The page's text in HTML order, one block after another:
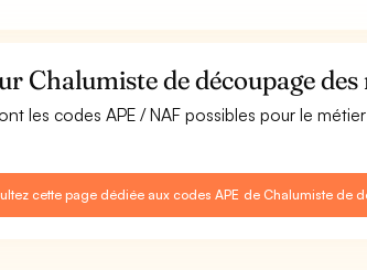
Chalumiste de découpage des
les codes APE / NAF possibles pour le
cette page dédiée aux codes APE de Chalumiste de